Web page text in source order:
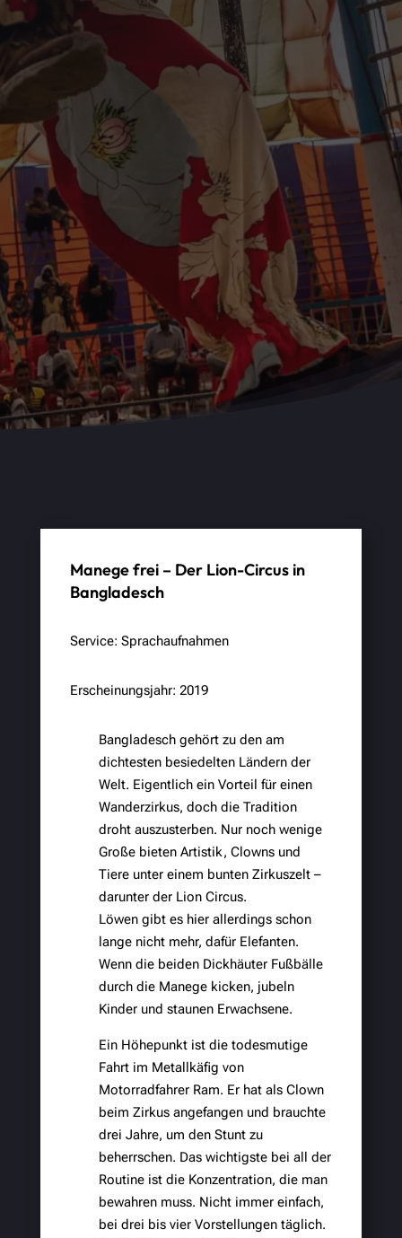
Manege frei – Der Lion-Circus in
Bangladesch
Service: Sprachaufnahmen
Erscheinungsjahr: 2019
Bangladesch gehört zu den am
dichtesten besiedelten Ländern der
Welt. Eigentlich ein Vorteil für einen
Wanderzirkus, doch die Tradition
droht auszusterben. Nur noch wenige
Große bieten Artistik, Clowns und
Tiere unter einem bunten Zirkuszelt –
darunter der Lion Circus.
Löwen gibt es hier allerdings schon
lange nicht mehr, dafür Elefanten.
Wenn die beiden Dickhäuter Fußbälle
durch die Manege kicken, jubeln
Kinder und staunen Erwachsene.
Ein Höhepunkt ist die todesmutige
Fahrt im Metallkäfig von
Motorradfahrer Ram. Er hat als Clown
beim Zirkus angefangen und brauchte
drei Jahre, um den Stunt zu
beherrschen. Das wichtigste bei all der
Routine ist die Konzentration, die man
bewahren muss. Nicht immer einfach,
bei drei bis vier Vorstellungen täglich.